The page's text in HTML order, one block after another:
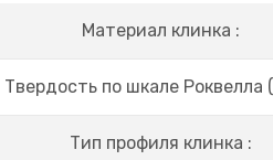
Материал клинка :
Твердость по шкале Роквелла
Тип профиля клинка :